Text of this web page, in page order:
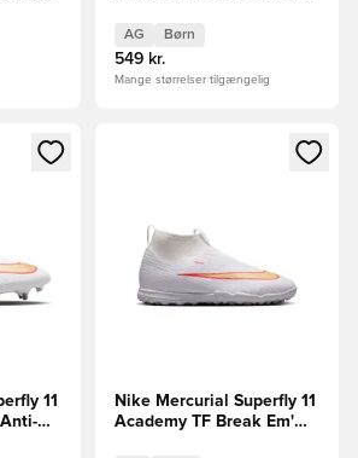
AG Børn
549 kr.
Mange størrelser tilgængelig
at logge ind eller tilmelde dig som
11
Åbner en Modal til at logge
Nike Mercurial Superfly 11
Academy TF Break Em'